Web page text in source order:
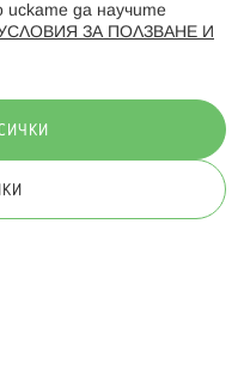
права запазени
искате да научите
ЗА ПОЛЗВАНЕ И